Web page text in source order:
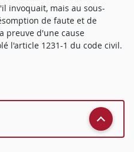
invoquait, mais au sous-
de faute et de
preuve d'une cause
l'article 1231-1 du code civil.